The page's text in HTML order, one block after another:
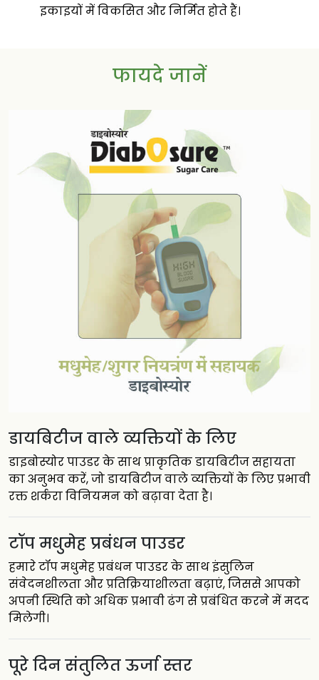
इकाइयों में विकसित और निर्मित होते हैं।
फायदे जानें
डायबिटीज वाले व्यक्तियों के लिए
डाइबोस्योर पाउडर के साथ प्राकृतिक डायबिटीज सहायता
का अनुभव करें, जो डायबिटीज वाले व्यक्तियों के लिए प्रभावी
रक्त शर्करा विनियमन को बढ़ावा देता है।
टॉप मधुमेह प्रबंधन पाउडर
हमारे टॉप मधुमेह प्रबंधन पाउडर के साथ इंसुलिन
संवेदनशीलता और प्रतिक्रियाशीलता बढ़ाएं, जिससे आपको
अपनी स्थिति को अधिक प्रभावी ढंग से प्रबंधित करने में मदद
मिलेगी।
पूरे दिन संतुलित ऊर्जा स्तर